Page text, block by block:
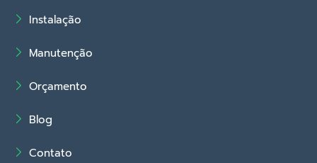
Instalação
Manutenção
Orçamento
Blog
Contato